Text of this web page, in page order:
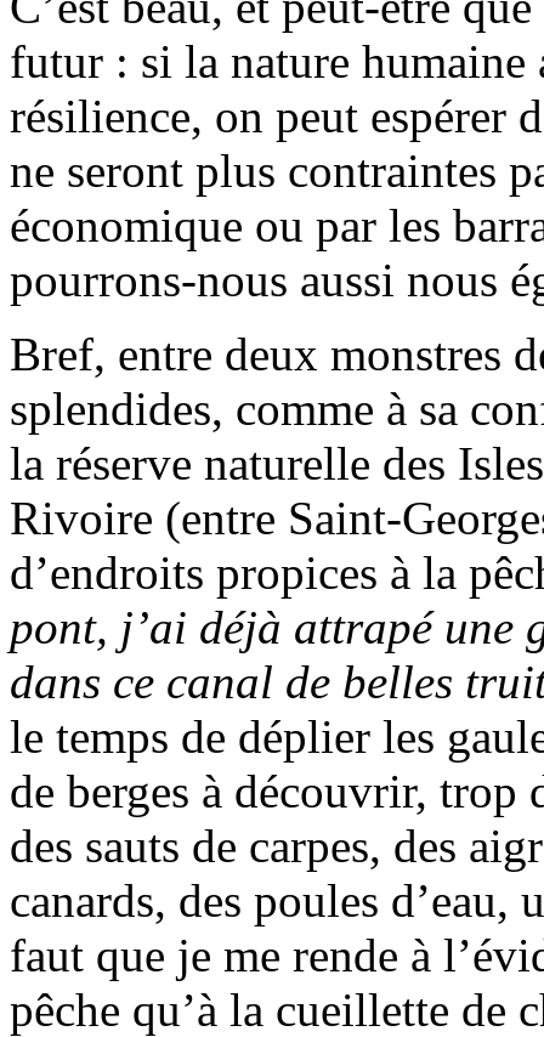
futur : si la nature humaine
résilience, on peut espérer
ne seront plus contraintes
économique ou par les
pourrons-nous aussi nous
Bref, entre deux monstres
splendides, comme à sa
la réserve naturelle des
Rivoire (entre Saint-
d’endroits propices à la
pont, j’ai déjà attrapé une
dans ce canal de belles
le temps de déplier les
de berges à découvrir, trop
des sauts de carpes, des
canards, des poules
faut que je me rende à
pêche qu’à la cueillette de